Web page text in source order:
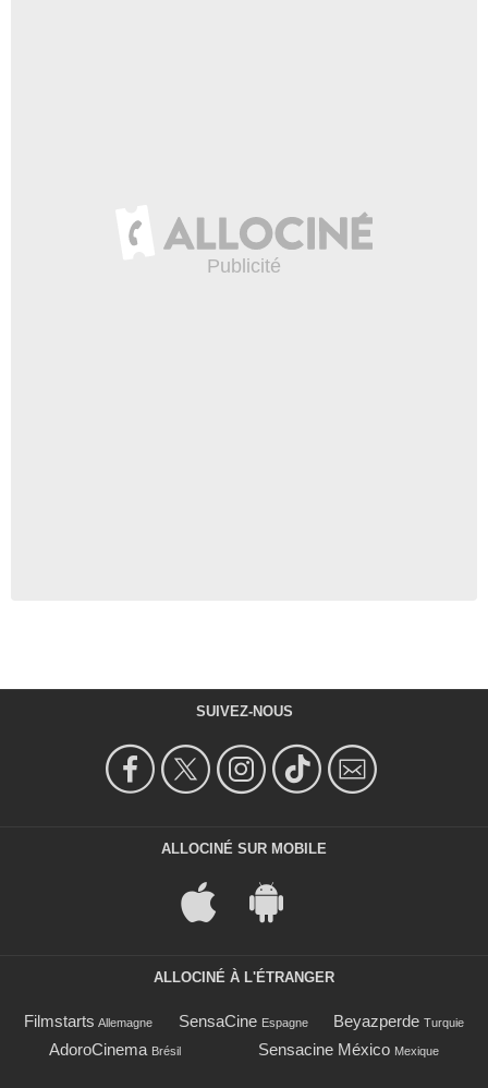
SUIVEZ-NOUS
ALLOCINÉ SUR MOBILE
ALLOCINÉ À L'ÉTRANGER
Filmstarts Allemagne SensaCine Espagne Beyazperde Turquie
AdoroCinema Brésil Sensacine México Mexique